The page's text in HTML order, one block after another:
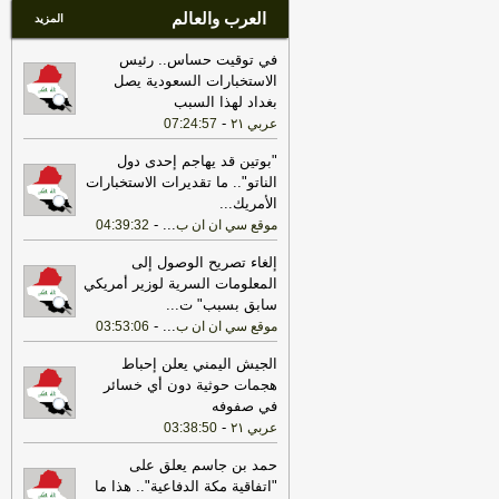
العرب والعالم المزيد
في توقيت حساس.. رئيس
الاستخبارات السعودية يصل
بغداد لهذا السبب
عربي ٢١ -
07:24:57
"بوتين قد يهاجم إحدى دول
الناتو".. ما تقديرات الاستخبارات
الأمريك...
موقع سي ان ان ب...
-
04:39:32
إلغاء تصريح الوصول إلى
المعلومات السرية لوزير أمريكي
سابق بسبب" ت...
موقع سي ان ان ب...
-
03:53:06
الجيش اليمني يعلن إحباط
هجمات حوثية دون أي خسائر
في صفوفه
عربي ٢١ -
03:38:50
حمد بن جاسم يعلق على
"اتفاقية مكة الدفاعية".. هذا ما